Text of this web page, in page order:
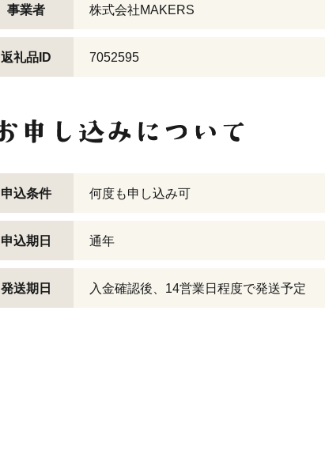
事業者 株式会社MAKERS
返礼品ID 7052595
申込条件 何度も申し込み可
申込期日 通年
発送期日 入金確認後、14営業日程度で発送予定